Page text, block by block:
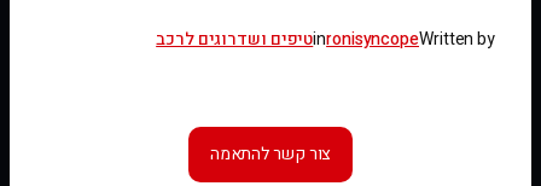
Written by
ronisyncope
inטיפים ושדרוגים לרכב